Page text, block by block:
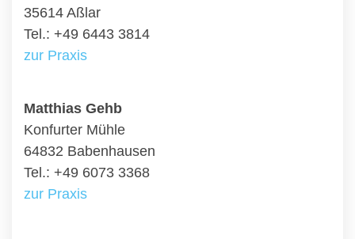
35614 Aßlar
Tel.: +49 6443 3814
zur Praxis
Matthias Gehb
Konfurter Mühle
64832 Babenhausen
Tel.: +49 6073 3368
zur Praxis